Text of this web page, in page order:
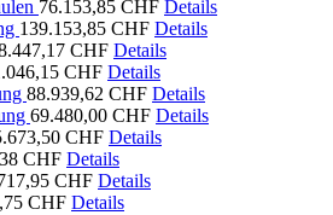
76.153,85 CHF Details
139.153,85 CHF Details
CHF Details
CHF Details
88.939,62 CHF Details
69.480,00 CHF Details
CHF Details
CHF Details
CHF Details
CHF Details